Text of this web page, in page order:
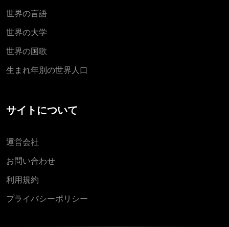
世界の言語
世界の大学
世界の国歌
生まれ年別の世界人口
サイトについて
運営会社
お問い合わせ
利用規約
プライバシーポリシー